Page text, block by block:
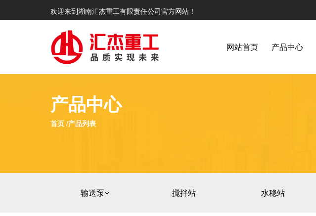
欢迎来到湖南汇杰重工有限责任公司官方网站！
网站首页 产品中心
产品中心
首页 /产品列表
输送泵 搅拌站 水稳站